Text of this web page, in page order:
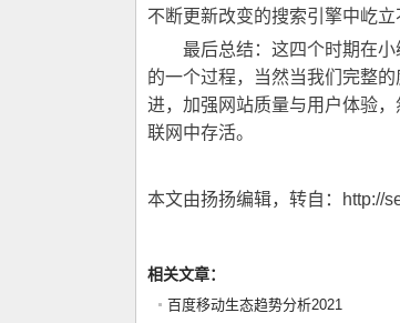
不断更新改变的搜索引擎中屹立
最后总结：这四个时期在小
的一个过程，当然当我们完整
进，加强网站质量与用户体验
联网中存活。
本文由扬扬编辑，转自：http://
相关文章：
百度移动生态趋势分析2021